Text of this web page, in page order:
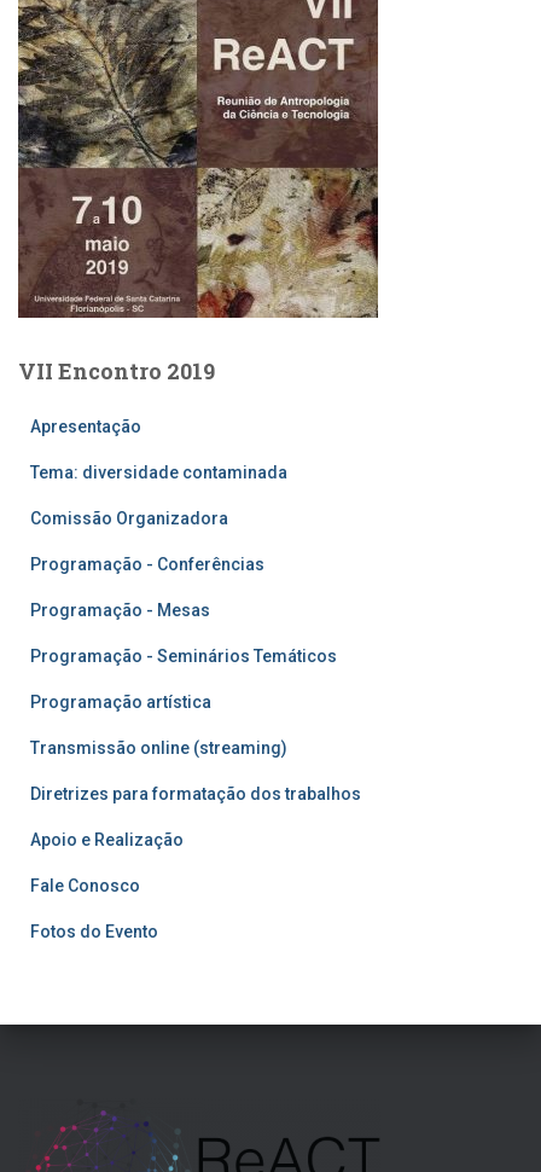
VII Encontro 2019
Apresentação
Tema: diversidade contaminada
Comissão Organizadora
Programação - Conferências
Programação - Mesas
Programação - Seminários Temáticos
Programação artística
Transmissão online (streaming)
Diretrizes para formatação dos trabalhos
Apoio e Realização
Fale Conosco
Fotos do Evento